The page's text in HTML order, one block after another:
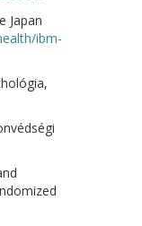
Japan
ibm-